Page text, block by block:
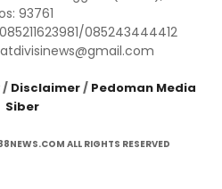
93761
085243444412
/ Disclaimer/ Pedoman Media
Siber
ALL RIGHTS RESERVED